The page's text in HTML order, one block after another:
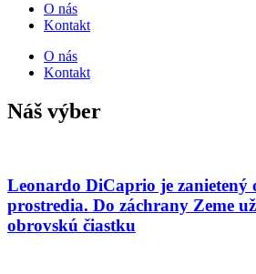
O nás
Kontakt
O nás
Kontakt
Náš výber
Leonardo DiCaprio je zanietený
prostredia. Do záchrany Zeme
obrovskú čiastku